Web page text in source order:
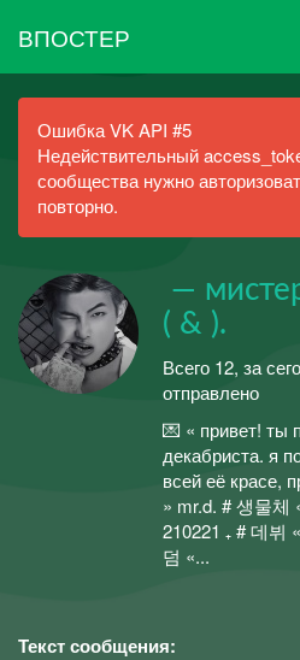
ВПОСТЕР
Ошибка VK API #5
Недействительный
сообщества нужно
повторно.
ㅤ —
( & ).
Всего 12, за
отправлено
💌 « привет! ты
декабриста. я
всей её красе,
» mr.d. # 생물체
210221 ₊ # 데뷔
덤 «...
Текст сообщения: